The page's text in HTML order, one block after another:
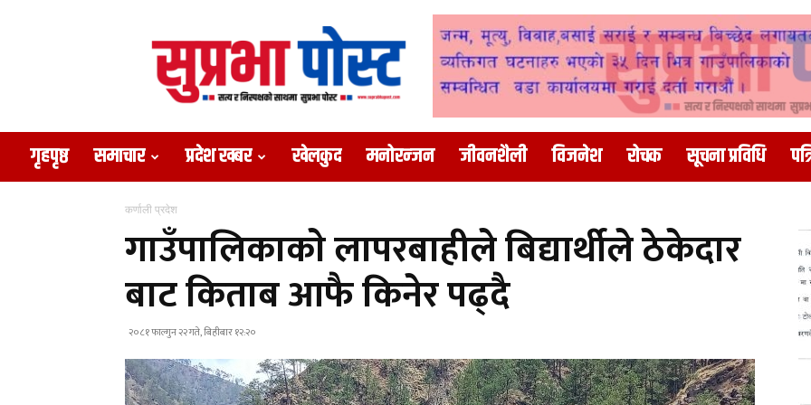
Post
गृहपृष्ठ समाचार प्रदेश खबर खेलकुद मनोरन्जन जीवनशैली विजनेश रोचक सूचना प्रविधि
कर्णाली प्रदेश
गाउँपालिकाकाे लापरबाहीले बिद्यार्थीले ठेकेदार
बाट किताब आफै किनेर पढ्दै
२०८१ फाल्गुन २२ गते, बिहीबार १२:२०